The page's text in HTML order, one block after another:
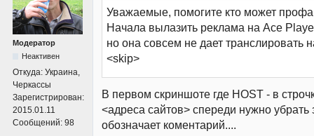
Модератор
Неактивен
Откуда: Украина,
Черкассы
Зарегистрирован:
2015.01.11
Сообщений: 98
Уважаемые, помогите кто может
Начала вылазить реклама на Ace
но она совсем не дает транслировать
<skip>
В первом скриншоте где HOST - в
<адреса сайтов> спереди нужно убрать
обозначает коментарий....